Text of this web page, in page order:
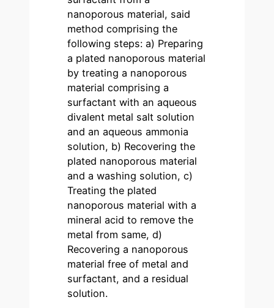
nanoporous material, said
method comprising the
following steps: a) Preparing
a plated nanoporous material
by treating a nanoporous
material comprising a
surfactant with an aqueous
divalent metal salt solution
and an aqueous ammonia
solution, b) Recovering the
plated nanoporous material
and a washing solution, c)
Treating the plated
nanoporous material with a
mineral acid to remove the
metal from same, d)
Recovering a nanoporous
material free of metal and
surfactant, and a residual
solution.